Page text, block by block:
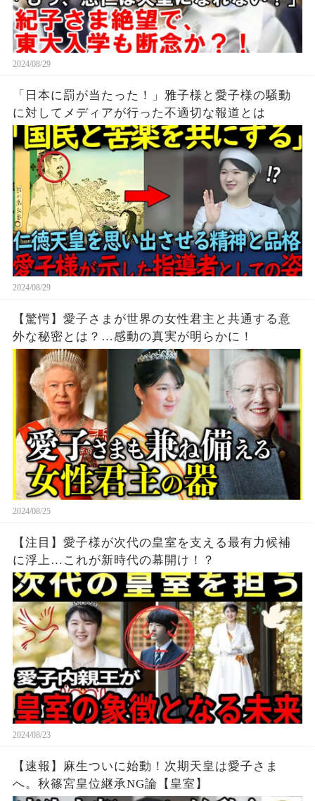
2024/08/29
「日本に罰が当たった！」雅子様と愛子様の騒動
に対してメディアが行った不適切な報道とは
2024/08/29
【驚愕】愛子さまが世界の女性君主と共通する意
外な秘密とは？…感動の真実が明らかに！
2024/08/25
【注目】愛子様が次代の皇室を支える最有力候補
に浮上…これが新時代の幕開け！？
2024/08/23
【速報】麻生ついに始動！次期天皇は愛子さま
へ。秋篠宮皇位継承NG論【皇室】